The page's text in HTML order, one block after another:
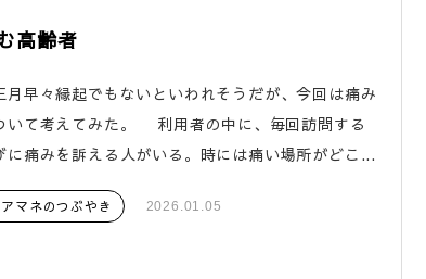
高齢者
早々縁起でもないといわれそうだが、今回は痛み
いて考えてみた。 利用者の中に、毎回訪問する
に痛みを訴える人がいる。時には痛い場所がどこ...
マネのつぶやき 2026.01.05